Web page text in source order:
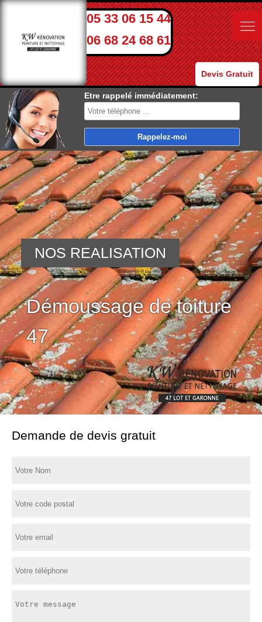
05 33 06 15 44
06 68 24 68 61
Devis Gratuit
Etre rappelé immédiatement:
Démoussage de toiture
47
NOS REALISATION
Demande de devis gratuit